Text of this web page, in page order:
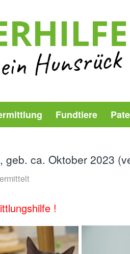
Fundtiere
geb. ca. Oktober 2023
!